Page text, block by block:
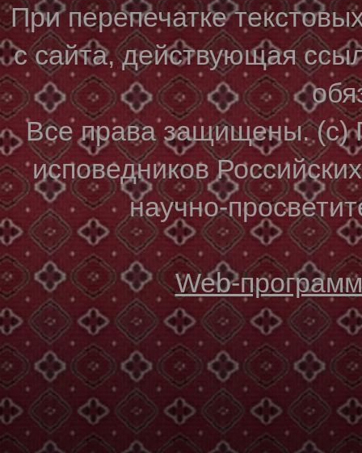
При перепечатке
с сайта, действующая
Все права защищены. (с)
исповедников
научно-
Web-